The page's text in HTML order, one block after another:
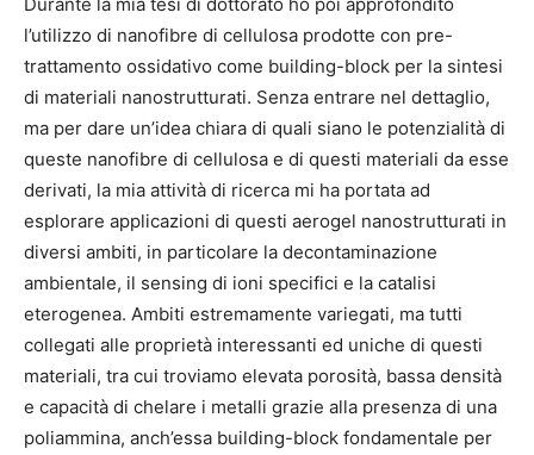
l’utilizzo di nanofibre di cellulosa prodotte con pre-
trattamento ossidativo come building-block per la sintesi
di materiali nanostrutturati. Senza entrare nel dettaglio,
ma per dare un’idea chiara di quali siano le potenzialità di
queste nanofibre di cellulosa e di questi materiali da esse
derivati, la mia attività di ricerca mi ha portata ad
esplorare applicazioni di questi aerogel nanostrutturati in
diversi ambiti, in particolare la decontaminazione
ambientale, il sensing di ioni specifici e la catalisi
eterogenea. Ambiti estremamente variegati, ma tutti
collegati alle proprietà interessanti ed uniche di questi
materiali, tra cui troviamo elevata porosità, bassa densità
e capacità di chelare i metalli grazie alla presenza di una
poliammina, anch’essa building-block fondamentale per